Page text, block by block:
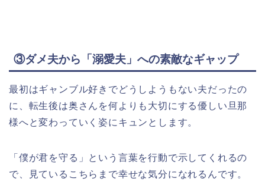
③ダメ夫から「溺愛夫」への素敵なギャップ
最初はギャンブル好きでどうしようもない夫だったの
に、転生後は奥さんを何よりも大切にする優しい旦那
様へと変わっていく姿にキュンとします。
「僕が君を守る」という言葉を行動で示してくれるの
で、見ているこちらまで幸せな気分になれるんです。